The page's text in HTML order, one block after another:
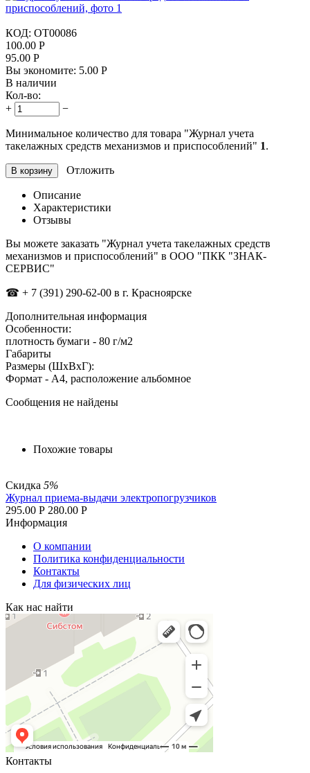
КОД: OT00086
100.00 Р
95.00 Р
Вы экономите: 5.00 Р
В наличии
Кол-во:
+
−
Минимальное количество для товара "Журнал учета
такелажных средств механизмов и приспособлений" 1.
В корзину Отложить
Описание
Характеристики
Отзывы
Вы можете заказать "Журнал учета такелажных средств
механизмов и приспособлений" в ООО "ПКК "ЗНАК-
СЕРВИС"
☎ + 7 (391) 290-62-00 в г. Красноярске
Дополнительная информация
Особенности:
плотность бумаги - 80 г/м2
Габариты
Размеры (ШxВxГ):
Формат - А4, расположение альбомное
Сообщения не найдены
Похожие товары
Скидка 5%
Журнал приема-выдачи электропогрузчиков
295.00 Р 280.00 Р
Информация
О компании
Политика конфиденциальности
Контакты
Для физических лиц
Как нас найти
Контакты